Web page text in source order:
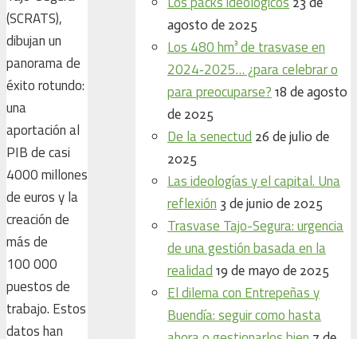
(SCRATS),
dibujan un
panorama de
éxito rotundo:
una
aportación al
PIB de casi
4000 millones
de euros y la
creación de
más de
100 000
puestos de
trabajo. Estos
datos han
agosto de 2025
Los 480 hm³ de trasvase en
2024‑2025… ¿para celebrar o
para preocuparse? 18 de agosto
de 2025
De la senectud 26 de julio de
2025
Las ideologías y el capital. Una
reflexión 3 de junio de 2025
Trasvase Tajo-Segura: urgencia
de una gestión basada en la
realidad 19 de mayo de 2025
El dilema con Entrepeñas y
Buendía: seguir como hasta